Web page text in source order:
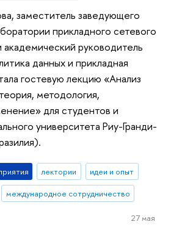
заместитель заведующего
прикладного сетевого
академический руководитель
данных и прикладная
гостевую лекцию «Анализ
методология,
для студентов и
университета Риу-Гранди-
лектории
идеи и опыт
международное сотрудничество
27 мая